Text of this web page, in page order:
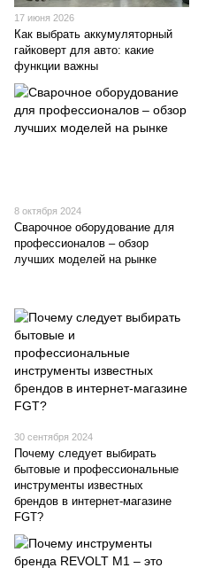
17 июня 2026
Как выбрать аккумуляторный
гайковерт для авто: какие
функции важны
8 октября 2024
Сварочное оборудование для
профессионалов – обзор
лучших моделей на рынке
30 сентября 2024
Почему следует выбирать
бытовые и профессиональные
инструменты известных
брендов в интернет-магазине
FGT?